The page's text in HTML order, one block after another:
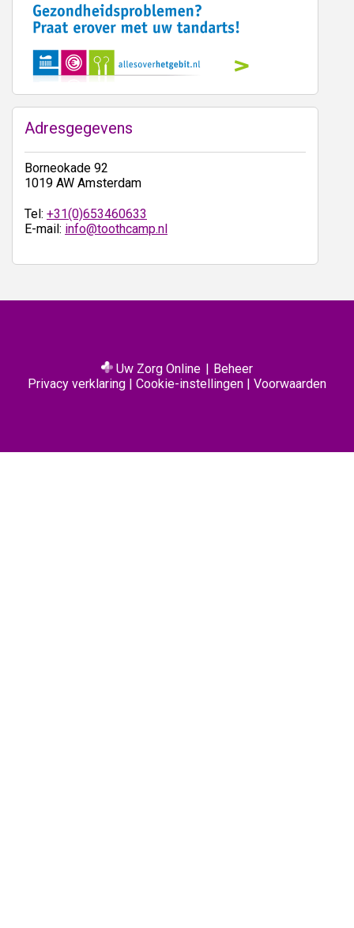
Adresgegevens
Borneokade 92
1019 AW Amsterdam
Tel: +31(0)653460633
E-mail: info@toothcamp.nl
Uw Zorg Online | Beheer
Privacy verklaring | Cookie-instellingen | Voorwaarden